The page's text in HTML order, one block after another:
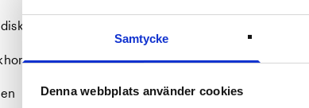
Samtycke
Denna webbplats använder cookies